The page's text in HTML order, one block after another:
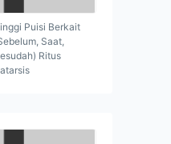
Puisi Berkait
Saat,
Ritus